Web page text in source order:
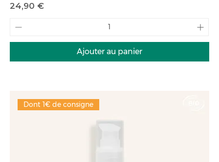
Prix
24,90 €
Ajouter au panier
Dont 1€ de consigne